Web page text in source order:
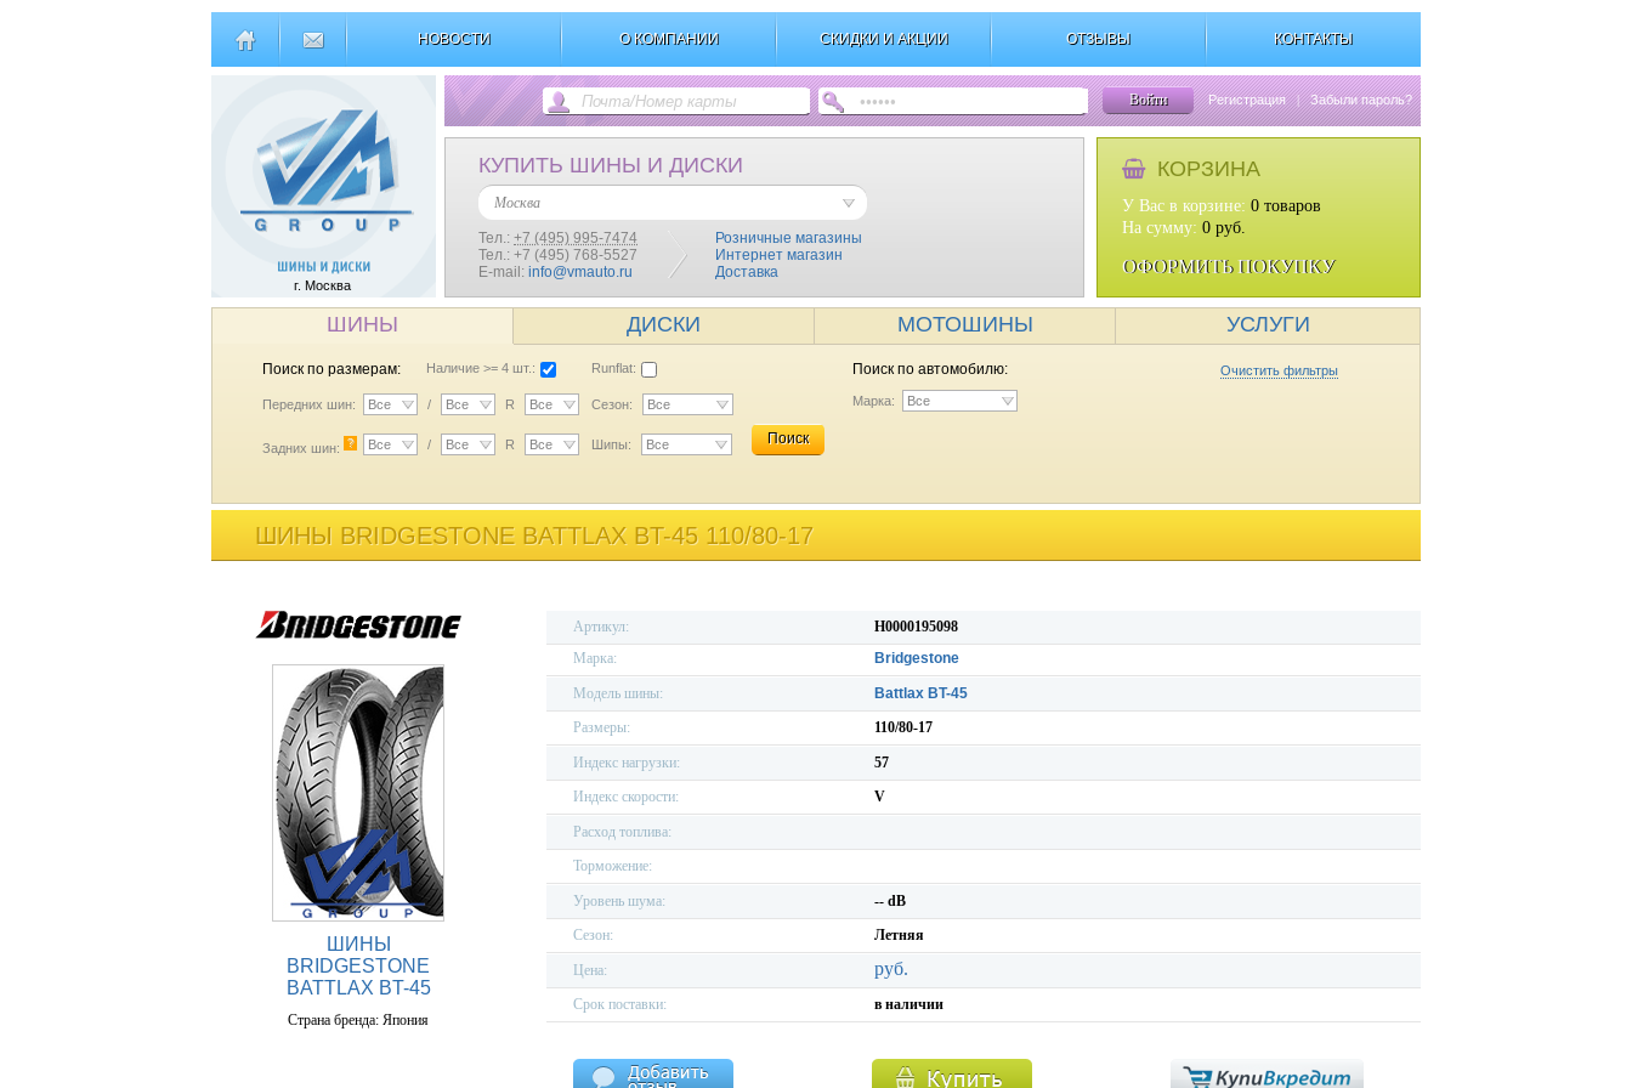
НОВОСТИ О КОМПАНИИ СКИДКИ И АКЦИИ ОТЗЫВЫ КОНТАКТЫ
г. Москва
Войти Регистрация | Забыли пароль?
КУПИТЬ ШИНЫ И ДИСКИ
Москва
Тел.: +7 (495) 995-7474
Тел.: +7 (495) 768-5527
E-mail: info@vmauto.ru
Розничные магазины
Интернет магазин
Доставка
КОРЗИНА
У Вас в корзине: 0 товаров
На сумму: 0 руб.
ОФОРМИТЬ ПОКУПКУ
ШИНЫ ДИСКИ МОТОШИНЫ УСЛУГИ
Поиск по размерам: Наличие >= 4 шт.: Runflat:
Передних шин: Все / Все R Все Сезон: Все
Задних шин: ? Все / Все R Все Шипы: Все Поиск
Поиск по автомобилю: Очистить фильтры
Марка: Все
ШИНЫ BRIDGESTONE BATTLAX BT-45 110/80-17
ШИНЫ
BRIDGESTONE
BATTLAX BT-45
Страна бренда: Япония
Артикул:
H0000195098
Марка:
Bridgestone
Модель шины:
Battlax BT-45
Размеры:
110/80-17
Индекс нагрузки:
57
Индекс скорости:
V
Расход топлива:
Торможение:
Уровень шума:
-- dB
Сезон:
Летняя
Цена: руб.
Срок поставки: в наличии